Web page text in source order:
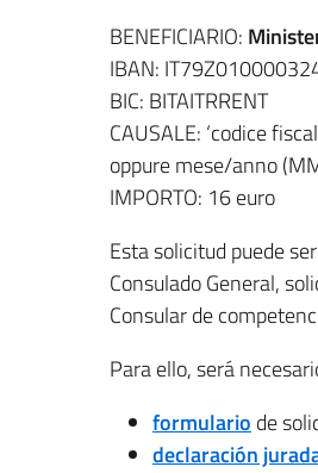
BENEFICIARIO:
IBAN:
BIC: BITAITRRENT
CAUSALE: ‘codice
oppure mese/anno
IMPORTO: 16 euro
Esta solicitud puede
Consulado General,
Consular de
Para ello, será
formulario de
declaración